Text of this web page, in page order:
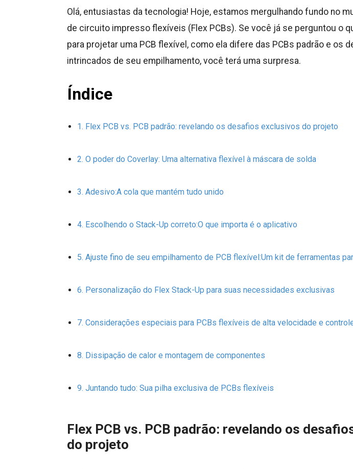
Olá, entusiastas da tecnologia! Hoje, estamos mergulhando fundo no
de circuito impresso flexíveis (Flex PCBs). Se você já se perguntou o
para projetar uma PCB flexível, como ela difere das PCBs padrão e os
intrincados de seu empilhamento, você terá uma surpresa.
Índice
Flex PCB vs. PCB padrão: revelando os desafios exclusivos do projeto
O poder do Coverlay: Uma alternativa flexível à máscara de solda
Adesivo:A cola que mantém tudo unido
Escolhendo o Stack-Up correto:O que importa é o aplicativo
Ajuste fino de seu empilhamento de PCB flexível:Um kit de ferramentas
Personalização do Flex Stack-Up para suas necessidades exclusivas
Considerações especiais para PCBs flexíveis de alta velocidade e
Dissipação de calor e montagem de componentes
Juntando tudo: Sua pilha exclusiva de PCBs flexíveis
Flex PCB vs. PCB padrão: revelando os
do projeto